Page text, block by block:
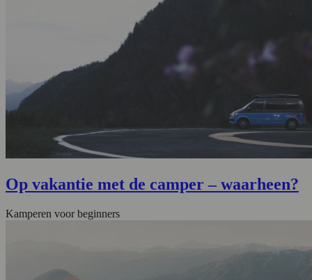
Op vakantie met de camper – waarheen?
Kamperen voor beginners